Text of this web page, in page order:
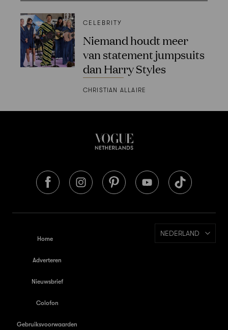
CELEBRITY
Niemand houdt meer
van statement jumpsuits
dan Harry Styles
CHRISTIAN ALLAIRE
Home
Adverteren
Nieuwsbrief
Colofon
Gebruiksvoorwaarden
NEDERLAND